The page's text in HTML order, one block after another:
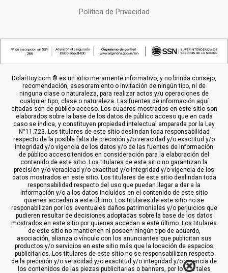
Política de Privacidad
DolarHoy.com ® es un sitio meramente informativo, y no brinda consejo,
recomendación, asesoramiento o invitación de ningún tipo, ni de
ninguna clase o naturaleza, para realizar actos y/u operaciones de
cualquier tipo, clase o naturaleza. Las fuentes de información aquí
citadas son de público acceso. Los cuadros mostrados en este sitio son
elaborados sobre la base de los datos de público acceso que en cada
caso se indica, y constituyen propiedad intelectual amparada por la Ley
N°11.723. Los titulares de este sitio deslindan toda responsabilidad
respecto de la posible falta de precisión y/o veracidad y/o exactitud y/o
integridad y/o vigencia de los datos y/o de las fuentes de información
de público acceso tenidos en consideración para la elaboración del
contenido de este sitio. Los titulares de este sitio no garantizan la
precisión y/o veracidad y/o exactitud y/o integridad y/o vigencia de los
datos mostrados en este sitio. Los titulares de este sitio deslindan toda
responsabilidad respecto del uso que puedan llegar a dar a la
información y/o a los datos incluídos en el contenido de este sitio
quienes accedan a este último. Los titulares de este sitio no se
responabilizan por los eventuales daños patrimoniales y/o perjuicios que
pudieren resultar de decisiones adoptadas sobre la base de los datos
mostrados en este sitio por quienes accedan a este último. Los titulares
de este sitio no mantienen ni poseen ningún tipo de acuerdo,
asociación, alianza o vínculo con los anunciantes que publicitan sus
productos y/o servicios en este sitio más que la locación de espacios
publicitarios. Los titulares de este sitio no se responsabilizan respecto
de la precisión y/o veracidad y/o exactitud y/o integridad y/o vigencia de
los contenidos de las piezas publicitarias o banners, por lo que tales